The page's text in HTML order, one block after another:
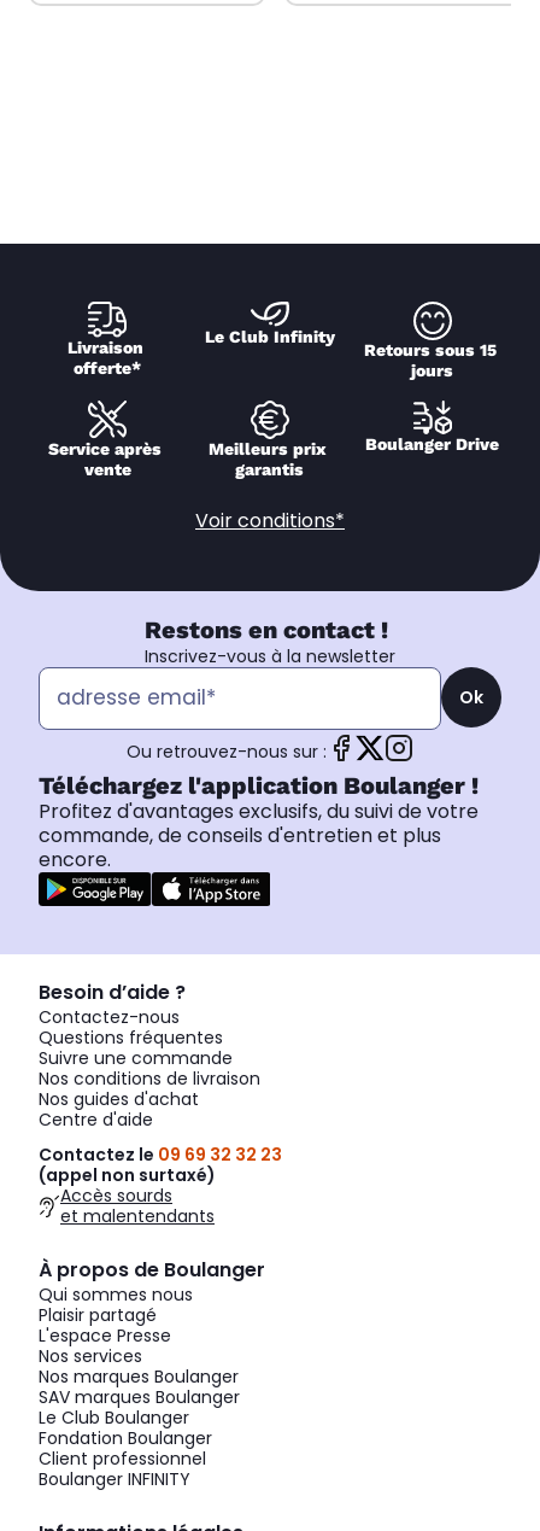
Livraison
offerte*
Le Club Infinity
Retours sous 15
jours
Service après
vente
Meilleurs prix
garantis
Boulanger Drive
Voir conditions*
Restons en contact !
Inscrivez-vous à la newsletter
Ok
Ou retrouvez-nous sur :
Téléchargez l'application Boulanger !
Profitez d'avantages exclusifs, du suivi de votre
commande, de conseils d'entretien et plus
encore.
Besoin d’aide ?
Contactez-nous
Questions fréquentes
Suivre une commande
Nos conditions de livraison
Nos guides d'achat
Centre d'aide
Contactez le 09 69 32 32 23
(appel non surtaxé)
Accès sourds
et malentendants
À propos de Boulanger
Qui sommes nous
Plaisir partagé
L'espace Presse
Nos services
Nos marques Boulanger
SAV marques Boulanger
Le Club Boulanger
Fondation Boulanger
Client professionnel
Boulanger INFINITY